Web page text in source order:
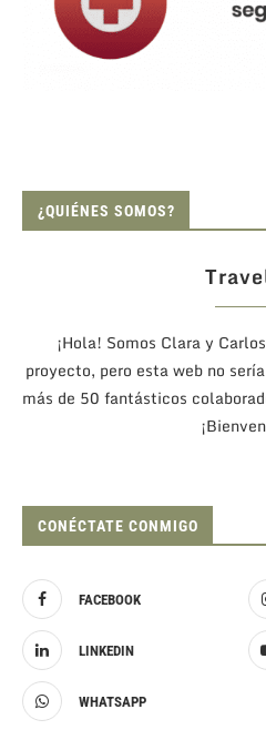
¿QUIÉNES SOMOS?
¡Hola! Somos Clara y
proyecto, pero esta web no
más de 50 fantásticos
CONÉCTATE CONMIGO
FACEBOOK
LINKEDIN
WHATSAPP